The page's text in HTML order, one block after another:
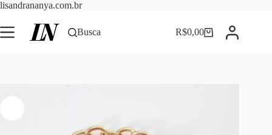
lisandrananya.com.brPular
o
conteúdo
Busca Carrinho
R$0,00